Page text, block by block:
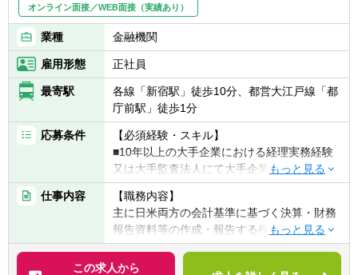
【更なる成長を続けるカギ ～オーガニック
成長×M＆A成長～】
同社は1951年に日本で初めてのミニチュアベ
アリング専業メーカーとして誕生し、この約
70年間、積極的なM&Aを経て企業を拡大して
まいりました。
べアリングに代表される超精密機械加工部品
から、モーターやセンサー、半導体など、幅
広い先端技術により高精度な製品を世界に供
給しており、
家庭やオフィス、インフラなどあらゆるシー
ンで取り入れられ、人々が生活するのに欠か
せない、唯一無二の「相合」精密部品メーカ
ーです。
売上高は、2022年3月期においては1兆円を達
成し、9期連続で過去最高を更新中。
オンライン面接／WEB面接（実績あり）
業種 金融機関
雇用形態 正社員
最寄駅
各線「新宿駅」徒歩10分、都営大江戸線「都
庁前駅」徒歩1分
応募条件
【必須経験・スキル】
■10年以上の大手企業における経理実務経験
又は大手監査法人にて大手企業向けの会計監
査又は会計アドバイザリー経験、あるいは同
等の経験
■日本会計基準及び米国会計基準の実務に精
通していること
■優れたリーダーシップ・スキルを有し、チ
ーム構築・人材育成を達成できること
仕事内容
【職務内容】
主に日米両方の会計基準に基づく決算・財務
報告資料等の作成・報告する役割を担ってい
ます。
この求人から